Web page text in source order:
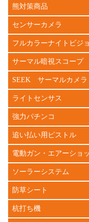
熊対策商品
センサーカメラ
フルカラーナイトビジ
サーマル暗視スコープ
SEEK サーマルカメラ
ライトセンサス
強力パチンコ
追い払い用ピストル
電動ガン・エアーショ
ソーラーシステム
防草シート
杭打ち機